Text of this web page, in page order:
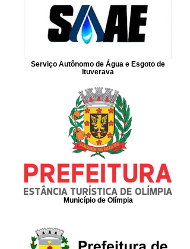
Serviço Autônomo de Água e Esgoto de
Ituverava
Município de Olímpia